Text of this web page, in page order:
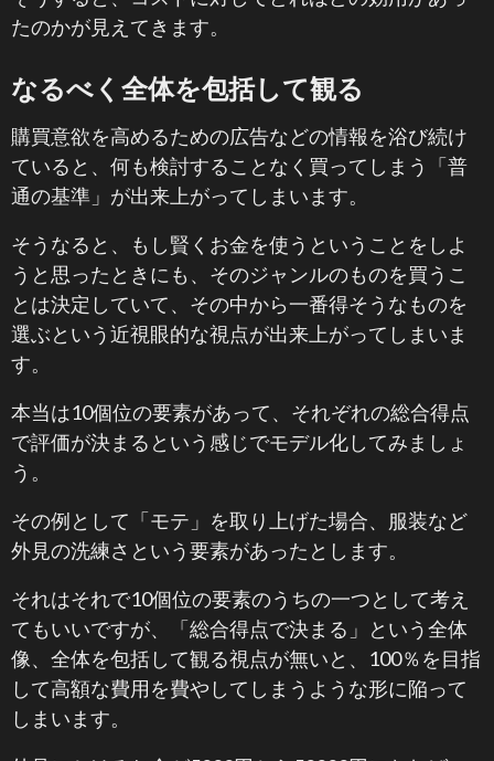
たのかが見えてきます。
なるべく全体を包括して観る
購買意欲を高めるための広告などの情報を浴び続け
ていると、何も検討することなく買ってしまう「普
通の基準」が出来上がってしまいます。
そうなると、もし賢くお金を使うということをしよ
うと思ったときにも、そのジャンルのものを買うこ
とは決定していて、その中から一番得そうなものを
選ぶという近視眼的な視点が出来上がってしまいま
す。
本当は10個位の要素があって、それぞれの総合得点
で評価が決まるという感じでモデル化してみましょ
う。
その例として「モテ」を取り上げた場合、服装など
外見の洗練さという要素があったとします。
それはそれで10個位の要素のうちの一つとして考え
てもいいですが、「総合得点で決まる」という全体
像、全体を包括して観る視点が無いと、100％を目指
して高額な費用を費やしてしまうような形に陥って
しまいます。